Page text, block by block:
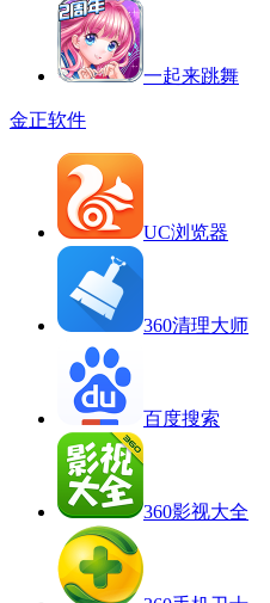
一起来跳舞
金正软件
UC浏览器
360清理大师
百度搜索
360影视大全